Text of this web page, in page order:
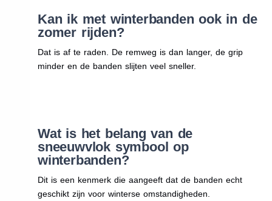
Kan ik met winterbanden ook in de
zomer rijden?
Dat is af te raden. De remweg is dan langer, de grip
minder en de banden slijten veel sneller.
Wat is het belang van de
sneeuwvlok symbool op
winterbanden?
Dit is een kenmerk die aangeeft dat de banden echt
geschikt zijn voor winterse omstandigheden.